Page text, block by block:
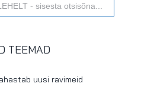
TEEMAD
uusi ravimeid